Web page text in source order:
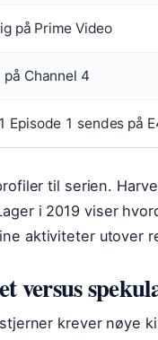
på Prime Video
på Channel 4
Episode 1 sendes på
til serien.
i 2019 viser
aktiviteter utover
versus
krever nøye